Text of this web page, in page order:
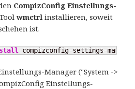
CompizConfig Einstellungs-
wmctrl installieren, soweit
ist.
compizconfig-settings-
Manager ("System ->
Einstellungs-